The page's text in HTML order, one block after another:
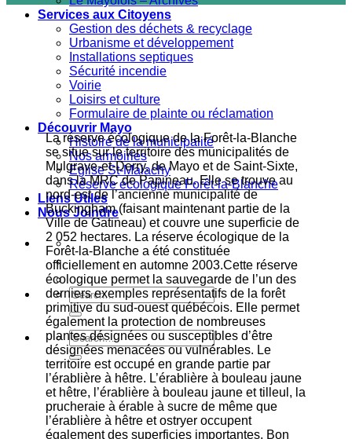
Services aux Citoyens
Gestion des déchets & recyclage
Urbanisme et développement
Installations septiques
Sécurité incendie
Voirie
Loisirs et culture
Formulaire de plainte ou réclamation
Découvrir Mayo
Histoire de la municipalité
Nos armoiries
Eglise St-Malachy
Réserve écologique Forêt-la-Blanche
Liens Utiles
Nous Joindre
La réserve écologique de la Forêt-la-Blanche
se situe sur le territoire des municipalités de
Mulgrave-et-Derry, de Mayo et de Saint-Sixte,
dans la MRC de Papineau. Elle se trouve au
nord-est de l’ancienne municipalité de
Buckingham (faisant maintenant partie de la
Ville de Gatineau) et couvre une superficie de
2 052 hectares. La réserve écologique de la
Forêt-la-Blanche a été constituée
officiellement en automne 2003.Cette réserve
écologique permet la sauvegarde de l’un des
derniers exemples représentatifs de la forêt
primitive du sud-ouest québécois. Elle permet
également la protection de nombreuses
plantes désignées ou susceptibles d’être
désignées menacées ou vulnérables. Le
territoire est occupé en grande partie par
l’érablière à hêtre. L’érablière à bouleau jaune
et hêtre, l’érablière à bouleau jaune et tilleul, la
prucheraie à érable à sucre de même que
l’érablière à hêtre et ostryer occupent
également des superficies importantes. Bon